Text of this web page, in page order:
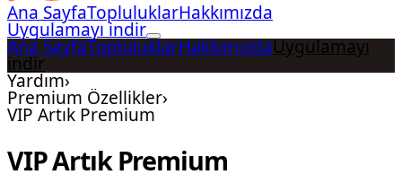
Ana SayfaTopluluklarHakkımızda
Uygulamayı indir
Ana SayfaTopluluklarHakkımızdaUygulamayı
indir
Yardım›
Premium Özellikler›
VIP Artık Premium
VIP Artık Premium